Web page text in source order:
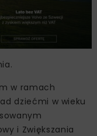
w ramach
dziećmi w wieku
i Zwiększania